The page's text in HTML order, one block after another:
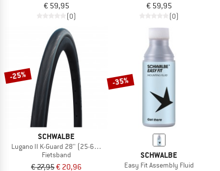
€ 59,95
(0)
€ 59,95
(0)
-25%
SCHWALBE
Lugano II K-Guard 28'' (25-622) Folding
Fietsband
€ 27,95€ 20,96
-35%
SCHWALBE
Easy Fit Assembly Fluid